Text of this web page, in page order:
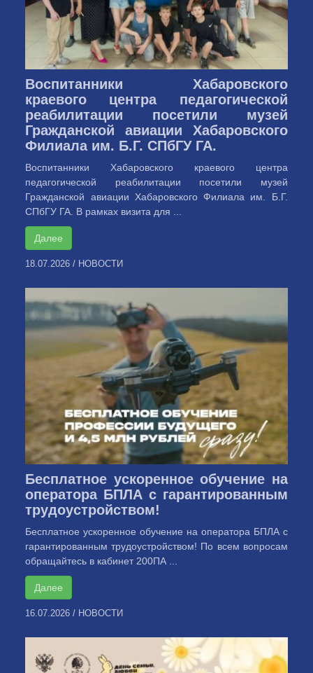
Воспитанники Хабаровского
краевого центра педагогической
реабилитации посетили музей
Гражданской авиации Хабаровского
Филиала им. Б.Г. СПбГУ ГА.
Воспитанники Хабаровского краевого центра
педагогической реабилитации посетили музей
Гражданской авиации Хабаровского Филиала им. Б.Г.
СПбГУ ГА. В рамках визита для ...
Далее
18.07.2026 / НОВОСТИ
Бесплатное ускоренное обучение на
оператора БПЛА с гарантированным
трудоустройством!
Бесплатное ускоренное обучение на оператора БПЛА с
гарантированным трудоустройством! По всем вопросам
обращайтесь в кабинет 200ПА ...
Далее
16.07.2026 / НОВОСТИ